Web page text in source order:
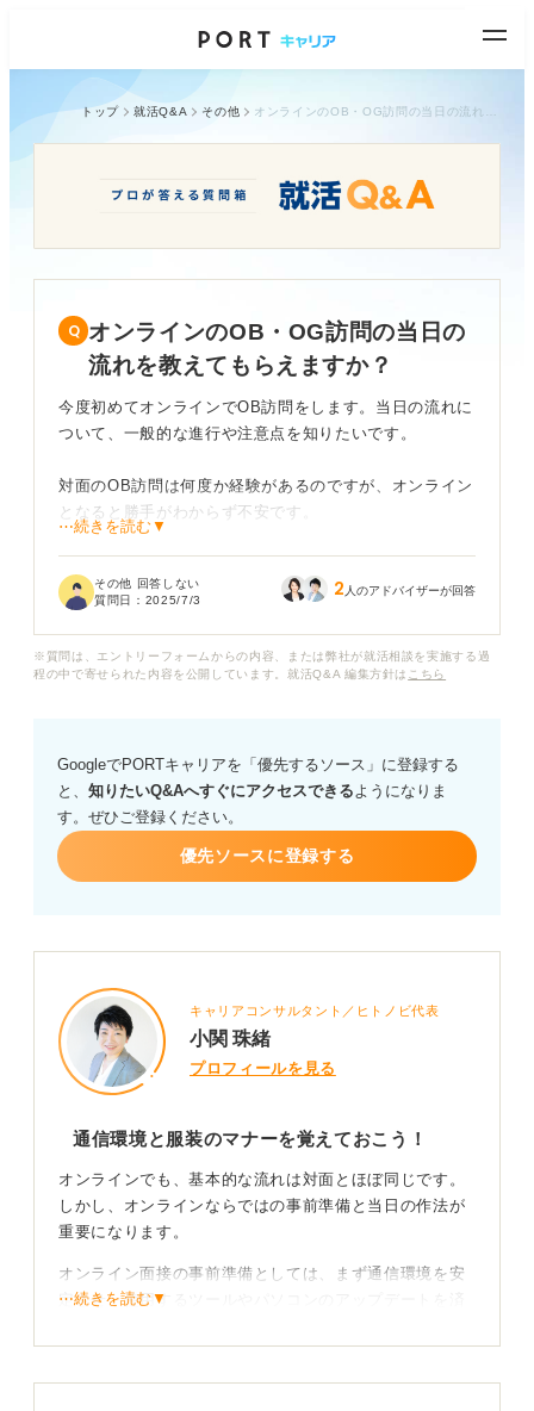
トップ 就活Q&A その他
オンラインのOB・OG訪問の当日の
流れを教えてもらえますか？
今度初めてオンラインでOB訪問をします。当日の流れに
ついて、一般的な進行や注意点を知りたいです。
対面のOB訪問は何度か経験があるのですが、オンライン
となると勝手がわからず不安です。
にどのような流れで進むことが多いのでしょうか？
るためのコツがあれば教えていただきたいです。服装や
⋯続きを読む▼
その他 回答しない
質問日： 2025/7/3 2 人のアドバイザーが回答
※質問は、エントリーフォームからの内容、または弊社が就活相談を実施する過
程の中で寄せられた内容を公開しています。就活Q&A 編集方針は こちら
GoogleでPORTキャリアを「優先するソース」に登録する
と、 知りたいQ&Aへすぐにアクセスできるようになりま
す。ぜひご登録ください。
優先ソースに登録する
キャリアコンサルタント／ヒトノビ代表
小関 珠緒
プロフィールを見る
通信環境と服装のマナーを覚えておこう！
オンラインでも、基本的な流れは対面とほぼ同じです。
しかし、オンラインならではの事前準備と当日の作法が
重要になります。
オンライン面接の事前準備としては、まず通信環境を安
定させ、使用するツールやパソコンのアップデートを済
⋯続きを読む▼